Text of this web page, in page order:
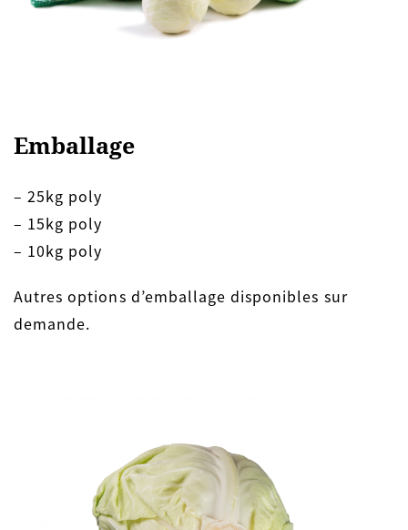
Emballage
– 25kg poly
– 15kg poly
– 10kg poly
Autres options d’emballage disponibles sur
demande.